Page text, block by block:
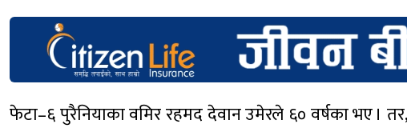
फेटा–६ पुरैनियाका वमिर रहमद देवान उमेरले ६० वर्षका भए ।